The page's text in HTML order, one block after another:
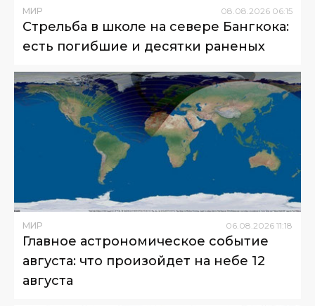
МИР 08 08 2026 06:15
Стрельба в школе на севере Бангкока:
есть погибшие и десятки раненых
МИР 06.08.2026 11:18
Главное астрономическое событие
августа: что произойдет на небе 12
августа